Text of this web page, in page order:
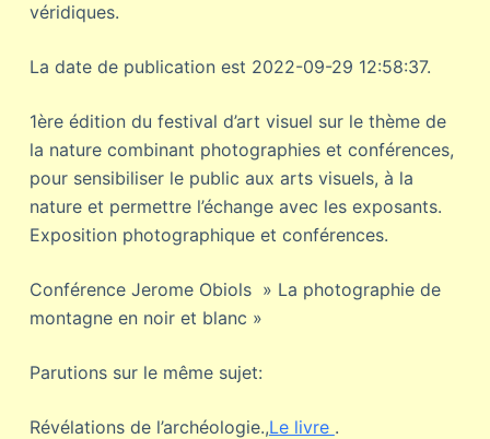
véridiques.
La date de publication est 2022-09-29 12:58:37.
1ère édition du festival d’art visuel sur le thème de
la nature combinant photographies et conférences,
pour sensibiliser le public aux arts visuels, à la
nature et permettre l’échange avec les exposants.
Exposition photographique et conférences.
Conférence Jerome Obiols » La photographie de
montagne en noir et blanc »
Parutions sur le même sujet:
Révélations de l’archéologie.,Le livre .